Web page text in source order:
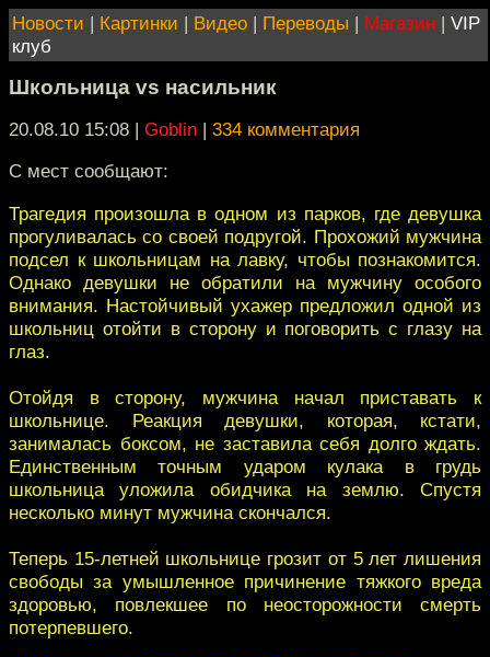
Новости | Картинки | Видео | Переводы | Магазин | VIP
клуб
Школьница vs насильник
20.08.10 15:08 | Goblin | 334 комментария
С мест сообщают:
Трагедия произошла в одном из парков, где девушка
прогуливалась со своей подругой. Прохожий мужчина
подсел к школьницам на лавку, чтобы познакомится.
Однако девушки не обратили на мужчину особого
внимания. Настойчивый ухажер предложил одной из
школьниц отойти в сторону и поговорить с глазу на
глаз.
Отойдя в сторону, мужчина начал приставать к
школьнице. Реакция девушки, которая, кстати,
занималась боксом, не заставила себя долго ждать.
Единственным точным ударом кулака в грудь
школьница уложила обидчика на землю. Спустя
несколько минут мужчина скончался.
Теперь 15-летней школьнице грозит от 5 лет лишения
свободы за умышленное причинение тяжкого вреда
здоровью, повлекшее по неосторожности смерть
потерпевшего.